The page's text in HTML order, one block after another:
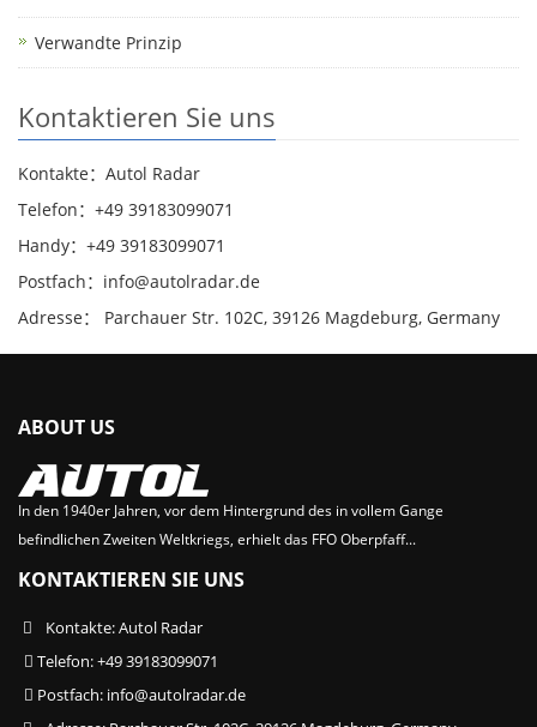
Verwandte Prinzip
Kontaktieren Sie uns
Kontakte：Autol Radar
Telefon：+49 39183099071
Handy：+49 39183099071
Postfach：info@autolradar.de
Adresse： Parchauer Str. 102C, 39126 Magdeburg, Germany
ABOUT US
In den 1940er Jahren, vor dem Hintergrund des in vollem Gange
befindlichen Zweiten Weltkriegs, erhielt das FFO Oberpfaff...
KONTAKTIEREN SIE UNS
Kontakte: Autol Radar
Telefon: +49 39183099071
Postfach: info@autolradar.de